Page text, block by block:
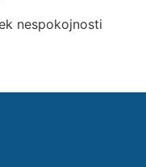
nespokojnosti